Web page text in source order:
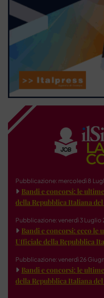
Pubblicazione: mercoledì 8
Bandi e concorsi: le
della Repubblica Italiana del
Pubblicazione: venerdì 3 Luglio
Bandi e concorsi: ecco le
Ufficiale della Repubblica
Pubblicazione: venerdì 26
Bandi e concorsi: le
della Repubblica Italiana